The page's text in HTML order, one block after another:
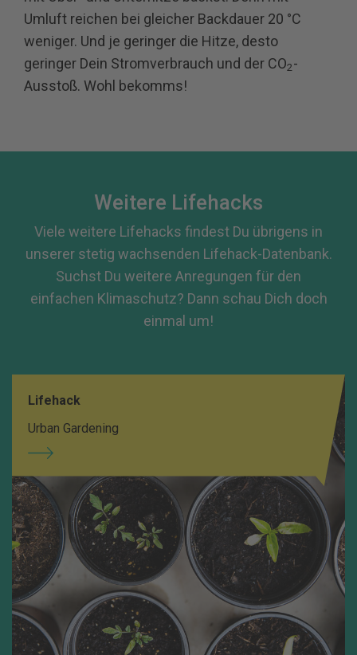
Umluft reichen bei gleicher Backdauer 20 °C
weniger. Und je geringer die Hitze, desto
geringer Dein Stromverbrauch und der CO2-
Ausstoß. Wohl bekomms!
Weitere Lifehacks
Viele weitere Lifehacks findest Du übrigens in
unserer stetig wachsenden Lifehack-Datenbank.
Suchst Du weitere Anregungen für den
einfachen Klimaschutz? Dann schau Dich doch
einmal um!
Lifehack
Urban Gardening